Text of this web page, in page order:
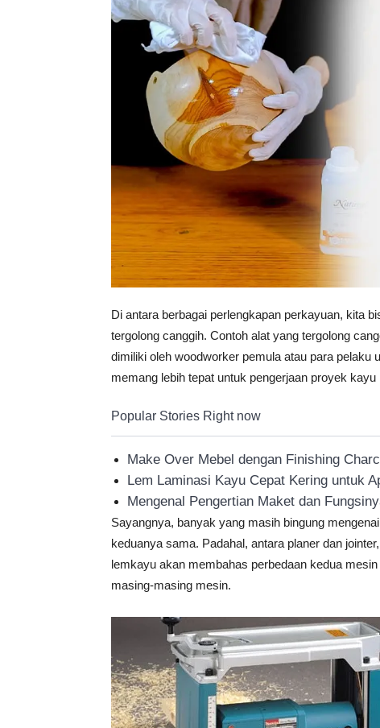
Di antara berbagai perlengkapan perkayuan, kita
tergolong canggih. Contoh alat yang tergolong
dimiliki oleh woodworker pemula atau para
memang lebih tepat untuk pengerjaan proyek
Popular Stories Right now
Make Over Mebel dengan Finishing
Lem Laminasi Kayu Cepat Kering untuk
Mengenal Pengertian Maket dan
Sayangnya, banyak yang masih bingung
keduanya sama. Padahal, antara planer dan
lemkayu akan membahas perbedaan kedua
masing-masing mesin.